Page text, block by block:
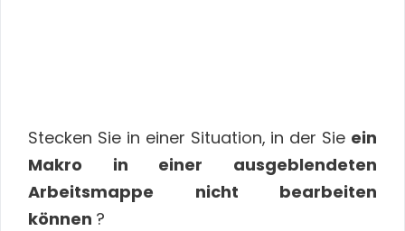
Stecken Sie in einer Situation, in der Sie ein
Makro in einer ausgeblendeten
Arbeitsmappe nicht bearbeiten
können ?